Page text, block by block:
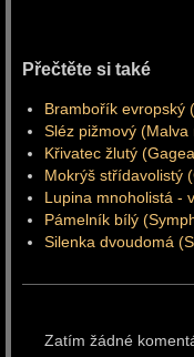
Přečtěte si také
Brambořík evropský
Sléz pižmový (Malva
Křivatec žlutý
Mokrýš střídavolistý
Lupina mnoholistá -
Pámelník bílý
Silenka dvoudomá
Zatím žádné